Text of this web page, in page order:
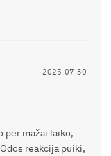
2025-07-30
per mažai laiko,
reakcija puiki,